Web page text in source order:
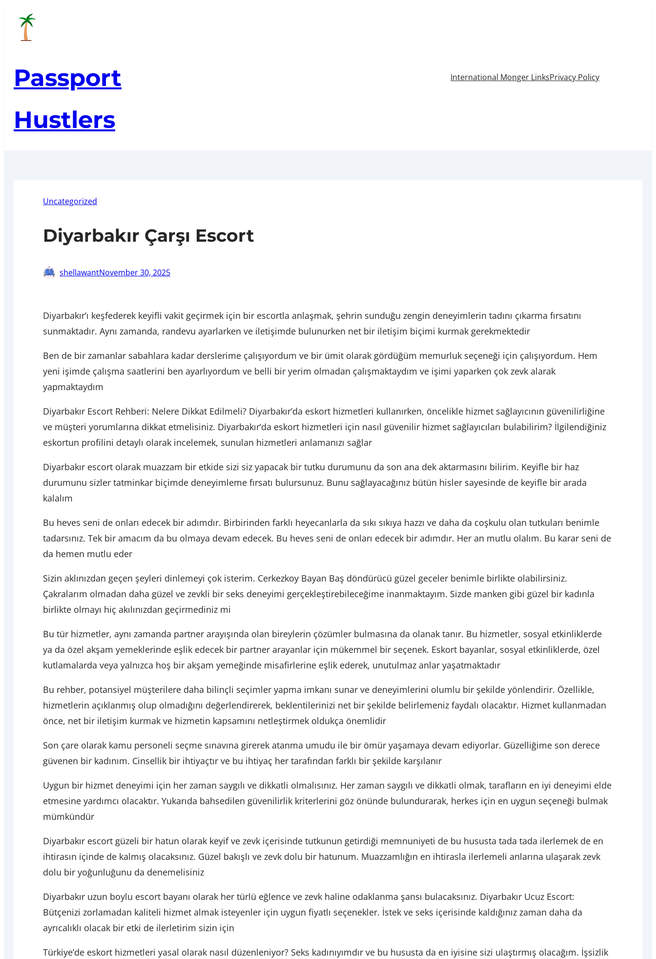
content
Passport
Hustlers
International Monger LinksPrivacy Policy
Uncategorized
Diyarbakır Çarşı Escort
shellawantNovember 30, 2025
Diyarbakır’ı keşfederek keyifli vakit geçirmek için bir escortla anlaşmak, şehrin sunduğu zengin deneyimlerin tadını çıkarma fırsatını
sunmaktadır. Aynı zamanda, randevu ayarlarken ve iletişimde bulunurken net bir iletişim biçimi kurmak gerekmektedir
Ben de bir zamanlar sabahlara kadar derslerime çalışıyordum ve bir ümit olarak gördüğüm memurluk seçeneği için çalışıyordum. Hem
yeni işimde çalışma saatlerini ben ayarlıyordum ve belli bir yerim olmadan çalışmaktaydım ve işimi yaparken çok zevk alarak
yapmaktaydım
Diyarbakır Escort Rehberi: Nelere Dikkat Edilmeli? Diyarbakır’da eskort hizmetleri kullanırken, öncelikle hizmet sağlayıcının güvenilirliğine
ve müşteri yorumlarına dikkat etmelisiniz. Diyarbakır’da eskort hizmetleri için nasıl güvenilir hizmet sağlayıcıları bulabilirim? İlgilendiğiniz
eskortun profilini detaylı olarak incelemek, sunulan hizmetleri anlamanızı sağlar
Diyarbakır escort olarak muazzam bir etkide sizi siz yapacak bir tutku durumunu da son ana dek aktarmasını bilirim. Keyifle bir haz
durumunu sizler tatminkar biçimde deneyimleme fırsatı bulursunuz. Bunu sağlayacağınız bütün hisler sayesinde de keyifle bir arada
kalalım
Bu heves seni de onları edecek bir adımdır. Birbirinden farklı heyecanlarla da sıkı sıkıya hazzı ve daha da coşkulu olan tutkuları benimle
tadarsınız. Tek bir amacım da bu olmaya devam edecek. Bu heves seni de onları edecek bir adımdır. Her an mutlu olalım. Bu karar seni de
da hemen mutlu eder
Sizin aklınızdan geçen şeyleri dinlemeyi çok isterim. Cerkezkoy Bayan Baş döndürücü güzel geceler benimle birlikte olabilirsiniz.
Çakralarım olmadan daha güzel ve zevkli bir seks deneyimi gerçekleştirebileceğime inanmaktayım. Sizde manken gibi güzel bir kadınla
birlikte olmayı hiç akılınızdan geçirmediniz mi
Bu tür hizmetler, aynı zamanda partner arayışında olan bireylerin çözümler bulmasına da olanak tanır. Bu hizmetler, sosyal etkinliklerde
ya da özel akşam yemeklerinde eşlik edecek bir partner arayanlar için mükemmel bir seçenek. Eskort bayanlar, sosyal etkinliklerde, özel
kutlamalarda veya yalnızca hoş bir akşam yemeğinde misafirlerine eşlik ederek, unutulmaz anlar yaşatmaktadır
Bu rehber, potansiyel müşterilere daha bilinçli seçimler yapma imkanı sunar ve deneyimlerini olumlu bir şekilde yönlendirir. Özellikle,
hizmetlerin açıklanmış olup olmadığını değerlendirerek, beklentilerinizi net bir şekilde belirlemeniz faydalı olacaktır. Hizmet kullanmadan
önce, net bir iletişim kurmak ve hizmetin kapsamını netleştirmek oldukça önemlidir
Son çare olarak kamu personeli seçme sınavına girerek atanma umudu ile bir ömür yaşamaya devam ediyorlar. Güzelliğime son derece
güvenen bir kadınım. Cinsellik bir ihtiyaçtır ve bu ihtiyaç her tarafından farklı bir şekilde karşılanır
Uygun bir hizmet deneyimi için her zaman saygılı ve dikkatli olmalısınız. Her zaman saygılı ve dikkatli olmak, tarafların en iyi deneyimi elde
etmesine yardımcı olacaktır. Yukarıda bahsedilen güvenilirlik kriterlerini göz önünde bulundurarak, herkes için en uygun seçeneği bulmak
mümkündür
Diyarbakır escort güzeli bir hatun olarak keyif ve zevk içerisinde tutkunun getirdiği memnuniyeti de bu hususta tada tada ilerlemek de en
ihtirasın içinde de kalmış olacaksınız. Güzel bakışlı ve zevk dolu bir hatunum. Muazzamlığın en ihtirasla ilerlemeli anlarına ulaşarak zevk
dolu bir yoğunluğunu da denemelisiniz
Diyarbakır uzun boylu escort bayanı olarak her türlü eğlence ve zevk haline odaklanma şansı bulacaksınız. Diyarbakır Ucuz Escort:
Bütçenizi zorlamadan kaliteli hizmet almak isteyenler için uygun fiyatlı seçenekler. İstek ve seks içerisinde kaldığınız zaman daha da
ayrıcalıklı olacak bir etki de ilerletirim sizin için
Türkiye’de eskort hizmetleri yasal olarak nasıl düzenleniyor? Seks kadınıyımdır ve bu hususta da en iyisine sizi ulaştırmış olacağım. İşsizlik